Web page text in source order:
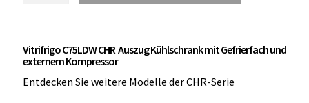
Kühlschrank
mit
Gefrierfach
Vitrifrigo C75LDW CHR Auszug Kühlschrank mit Gefrierfach und
externem Kompressor
Entdecken Sie weitere Modelle der CHR-Serie